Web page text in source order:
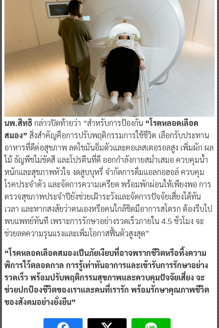
นพ.สิทธิกล่าวปิดท้ายว่า “สำหรับการป้องกัน “โรคหลอดเลือด
สมอง” สิ่งสำคัญคือการปรับพฤติกรรมการใช้ชีวิต เลือกรับประทาน
อาหารที่ดีต่อสุขภาพ ลดไขมันอิ่มตัวและคอเลสเตอรอลสูง เพิ่มผัก ผล
ไม้ ธัญพืชไม่ขัดสี และโปรตีนที่ดี ออกกำลังกายสม่ำเสมอ ควบคุมน้ำ
หนักและสุขภาพหัวใจ งดสูบบุหรี่ จำกัดการดื่มแอลกอฮอล์ ควบคุม
โรคประจำตัว และจัดการความเครียด พร้อมพักผ่อนให้เพียงพอ การ
ตรวจสุขภาพประจำปียังช่วยเฝ้าระวังและจัดการปัจจัยเสี่ยงได้ทัน
เวลา และหากสงสัยว่าตนเองหรือคนใกล้ชิดมีอาการสโตรก ต้องรีบไป
พบแพทย์ทันที เพราะการรักษาอย่างรวดเร็วภายใน 4.5 ชั่วโมง จะ
ช่วยลดความรุนแรงและเพิ่มโอกาสฟื้นตัวสูงสุด”
“โรคหลอดเลือดสมองเป็นภัยเงียบที่อาจพรากชีวิตหรือทิ้งความ
พิการไว้ตลอดกาล การรู้เท่าทันอาการและเข้ารับการรักษาอย่าง
รวดเร็ว พร้อมปรับพฤติกรรมสุขภาพและควบคุมปัจจัยเสี่ยง จะ
ช่วยปกป้องชีวิตของเราและคนที่เรารัก พร้อมรักษาคุณภาพชีวิต
ของสังคมอย่างยั่งยืน”